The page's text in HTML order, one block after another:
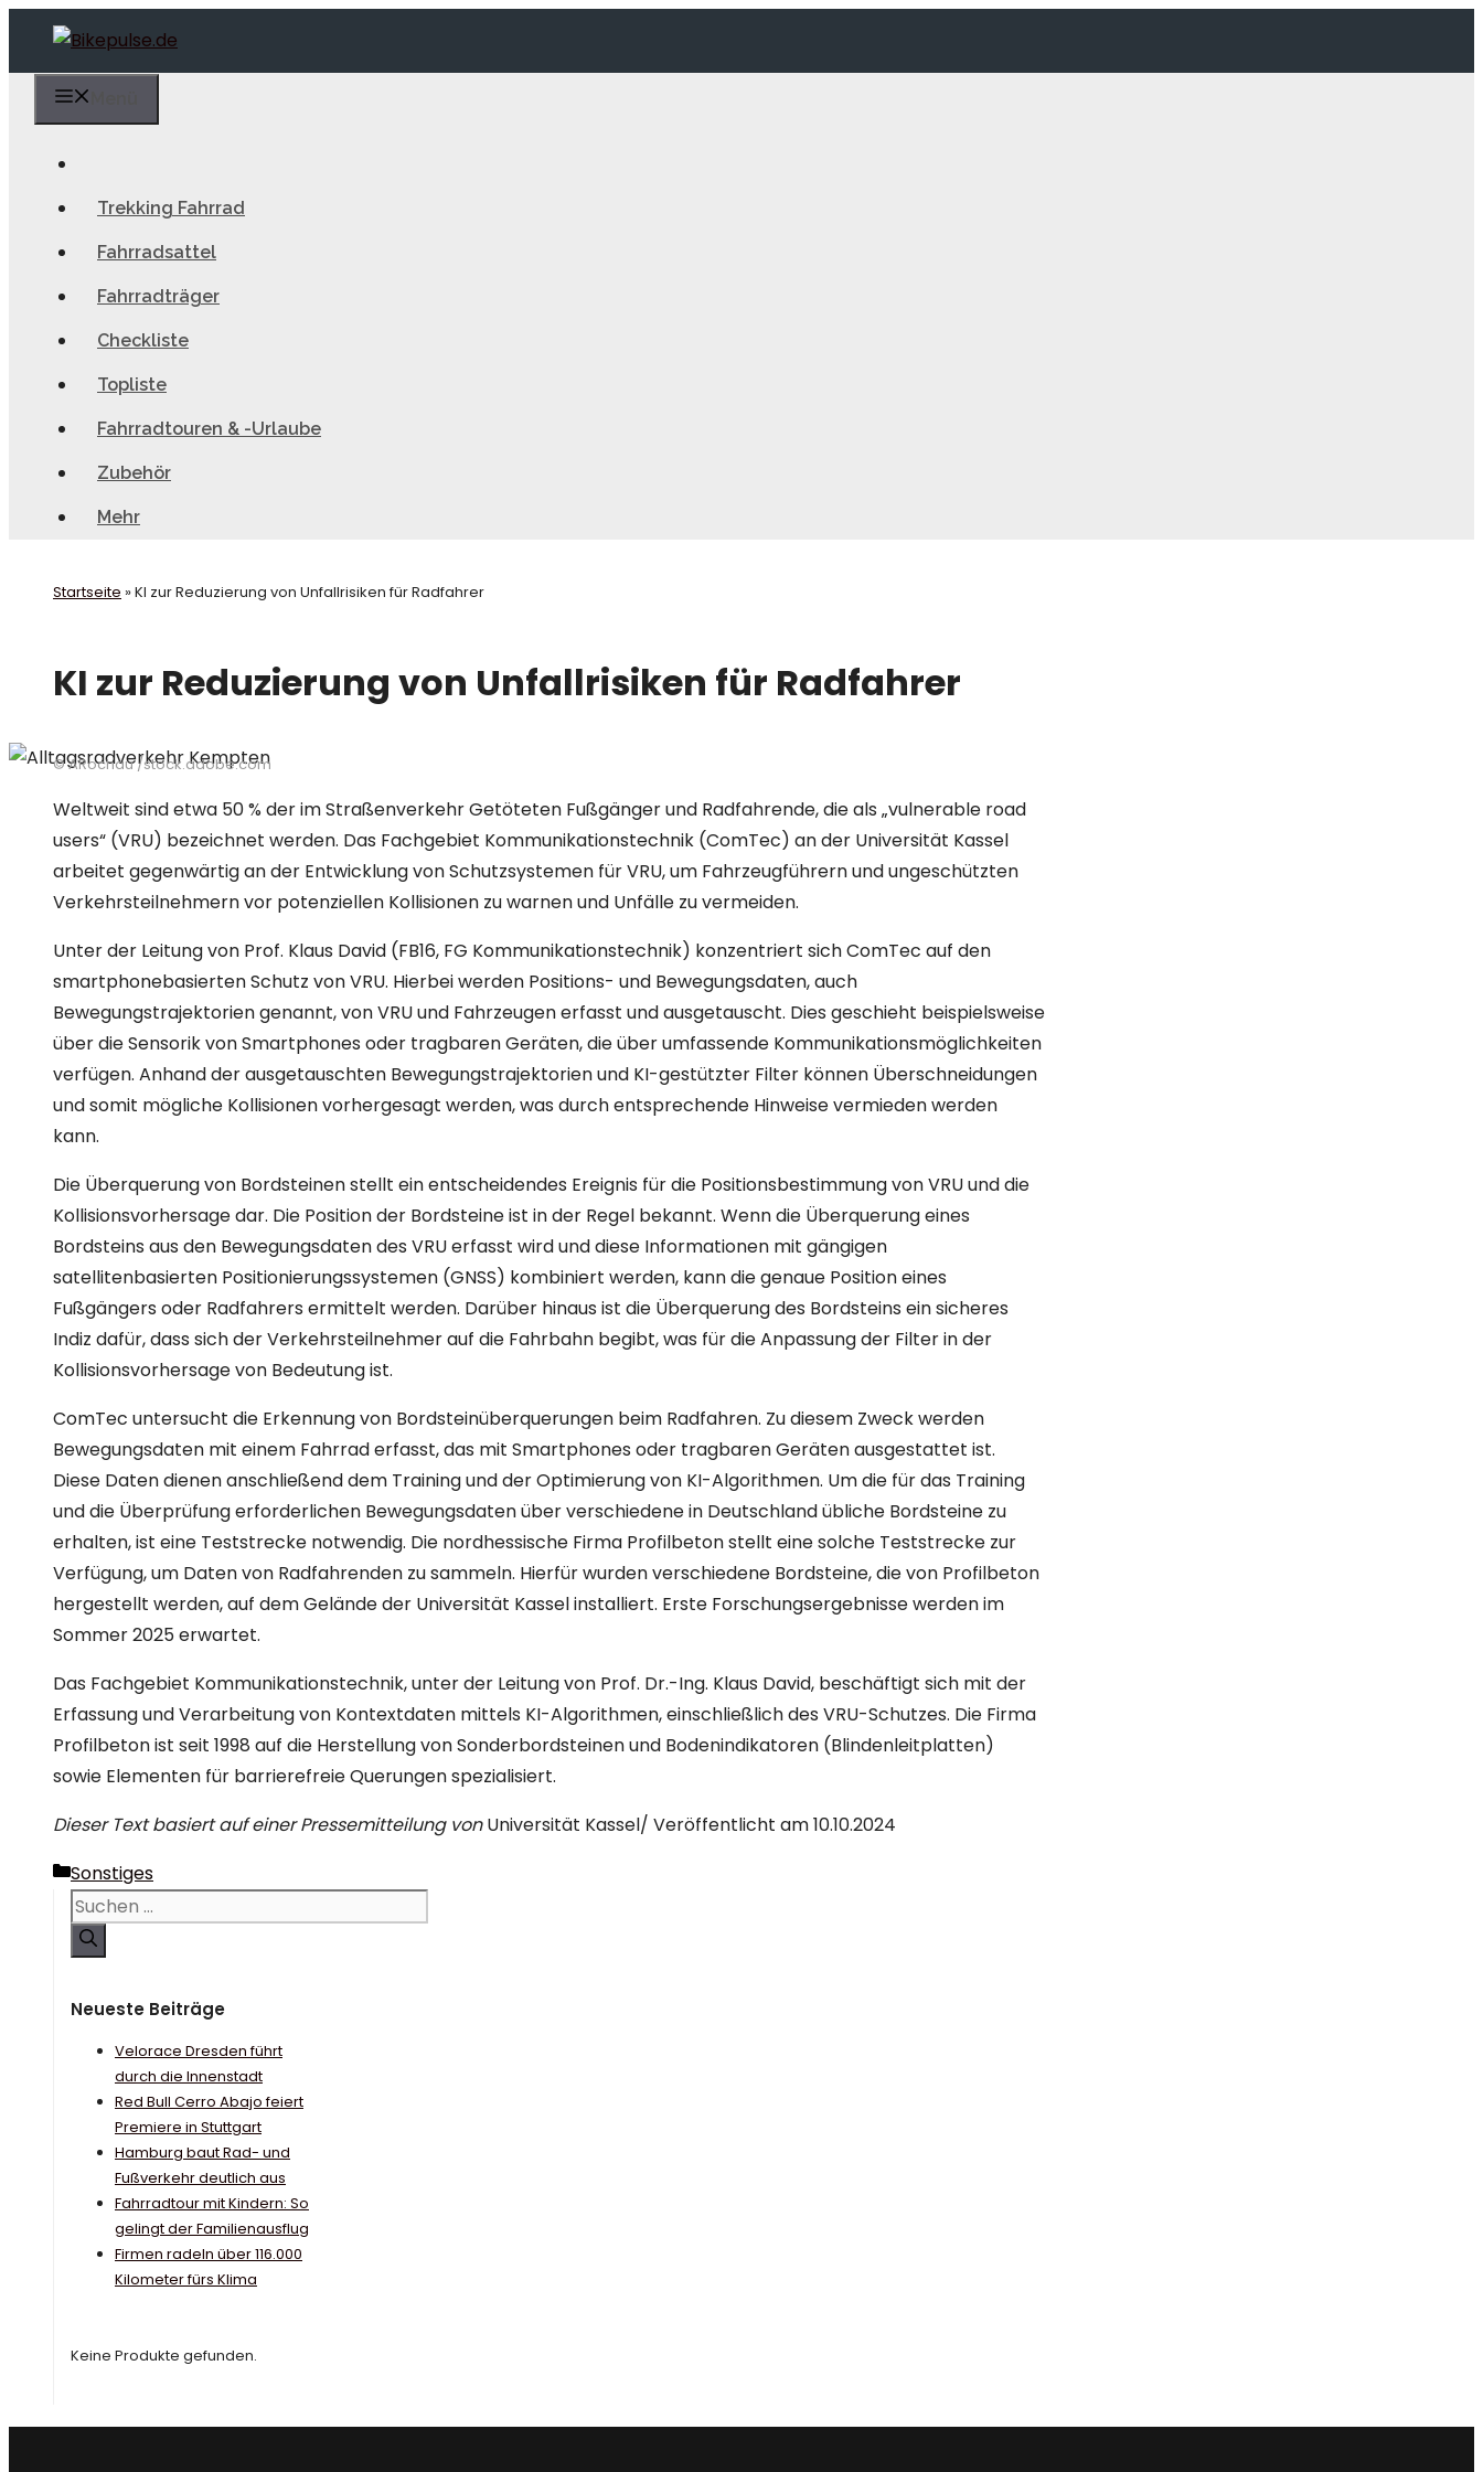
springen
Trekking Fahrrad
Fahrradsattel
Fahrradträger
Checkliste
Topliste
Fahrradtouren & -Urlaube
Zubehör
Mehr
Startseite »KI zur Reduzierung von Unfallrisiken für Radfahrer
KI zur Reduzierung von Unfallrisiken für Radfahrer
© ARochau /stock.adobe.com
Weltweit sind etwa 50 % der im Straßenverkehr Getöteten Fußgänger und Radfahrende, die als „vulnerable road
users“ (VRU) bezeichnet werden. Das Fachgebiet Kommunikationstechnik (ComTec) an der Universität Kassel
arbeitet gegenwärtig an der Entwicklung von Schutzsystemen für VRU, um Fahrzeugführern und ungeschützten
Verkehrsteilnehmern vor potenziellen Kollisionen zu warnen und Unfälle zu vermeiden.
Unter der Leitung von Prof. Klaus David (FB16, FG Kommunikationstechnik) konzentriert sich ComTec auf den
smartphonebasierten Schutz von VRU. Hierbei werden Positions- und Bewegungsdaten, auch
Bewegungstrajektorien genannt, von VRU und Fahrzeugen erfasst und ausgetauscht. Dies geschieht beispielsweise
über die Sensorik von Smartphones oder tragbaren Geräten, die über umfassende Kommunikationsmöglichkeiten
verfügen. Anhand der ausgetauschten Bewegungstrajektorien und KI-gestützter Filter können Überschneidungen
und somit mögliche Kollisionen vorhergesagt werden, was durch entsprechende Hinweise vermieden werden
kann.
Die Überquerung von Bordsteinen stellt ein entscheidendes Ereignis für die Positionsbestimmung von VRU und die
Kollisionsvorhersage dar. Die Position der Bordsteine ist in der Regel bekannt. Wenn die Überquerung eines
Bordsteins aus den Bewegungsdaten des VRU erfasst wird und diese Informationen mit gängigen
satellitenbasierten Positionierungssystemen (GNSS) kombiniert werden, kann die genaue Position eines
Fußgängers oder Radfahrers ermittelt werden. Darüber hinaus ist die Überquerung des Bordsteins ein sicheres
Indiz dafür, dass sich der Verkehrsteilnehmer auf die Fahrbahn begibt, was für die Anpassung der Filter in der
Kollisionsvorhersage von Bedeutung ist.
ComTec untersucht die Erkennung von Bordsteinüberquerungen beim Radfahren. Zu diesem Zweck werden
Bewegungsdaten mit einem Fahrrad erfasst, das mit Smartphones oder tragbaren Geräten ausgestattet ist.
Diese Daten dienen anschließend dem Training und der Optimierung von KI-Algorithmen. Um die für das Training
und die Überprüfung erforderlichen Bewegungsdaten über verschiedene in Deutschland übliche Bordsteine zu
erhalten, ist eine Teststrecke notwendig. Die nordhessische Firma Profilbeton stellt eine solche Teststrecke zur
Verfügung, um Daten von Radfahrenden zu sammeln. Hierfür wurden verschiedene Bordsteine, die von Profilbeton
hergestellt werden, auf dem Gelände der Universität Kassel installiert. Erste Forschungsergebnisse werden im
Sommer 2025 erwartet.
Das Fachgebiet Kommunikationstechnik, unter der Leitung von Prof. Dr.-Ing. Klaus David, beschäftigt sich mit der
Erfassung und Verarbeitung von Kontextdaten mittels KI-Algorithmen, einschließlich des VRU-Schutzes. Die Firma
Profilbeton ist seit 1998 auf die Herstellung von Sonderbordsteinen und Bodenindikatoren (Blindenleitplatten)
sowie Elementen für barrierefreie Querungen spezialisiert.
Dieser Text basiert auf einer Pressemitteilung vonUniversität Kassel/ Veröffentlicht am 10.10.2024
Kategorien
Sonstiges
Suchen
nach:
Neueste Beiträge
Velorace Dresden führt
durch die Innenstadt
Red Bull Cerro Abajo feiert
Premiere in Stuttgart
Hamburg baut Rad- und
Fußverkehr deutlich aus
Fahrradtour mit Kindern: So
gelingt der Familienausflug
Firmen radeln über 116.000
Kilometer fürs Klima
Keine Produkte gefunden.